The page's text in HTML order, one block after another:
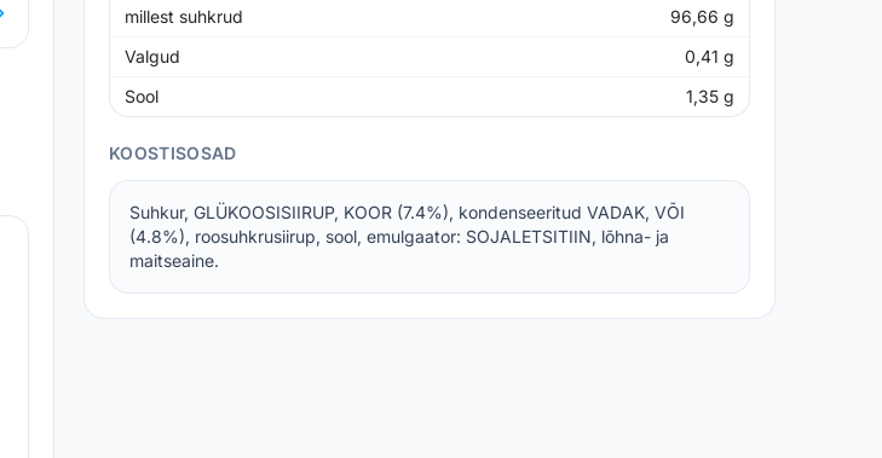
millest suhkrud
96,66 g
Valgud
0,41 g
Sool
1,35 g
KOOSTISOSAD
Suhkur, GLÜKOOSISIIRUP, KOOR (7.4%), kondenseeritud VADAK, VÕI
(4.8%), roosuhkrusiirup, sool, emulgaator: SOJALETSITIIN, lõhna- ja
maitseaine.